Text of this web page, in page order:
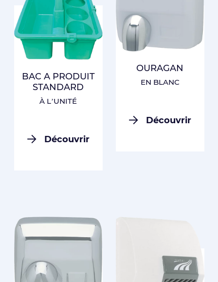
BAC A PRODUIT
STANDARD
À L’UNITÉ
Découvrir
OURAGAN
EN BLANC
Découvrir